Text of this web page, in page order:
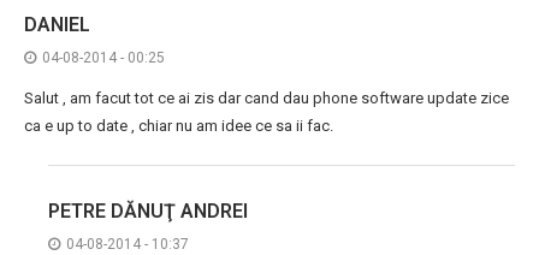
DANIEL
04-08-2014 - 00:25
Salut , am facut tot ce ai zis dar cand dau phone software update zice
ca e up to date , chiar nu am idee ce sa ii fac.
PETRE DĂNUŢ ANDREI
04-08-2014 - 10:37